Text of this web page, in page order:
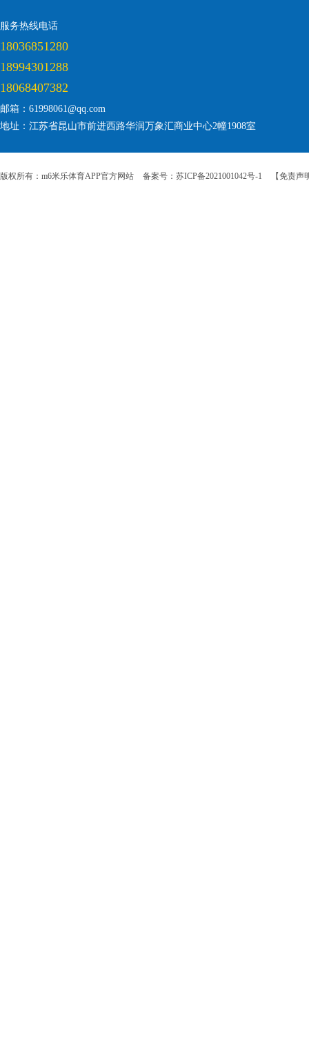
服务热线电话
18036851280
18994301288
18068407382
邮箱：61998061@qq.com
地址：江苏省昆山市前进西路华润万象汇商业中心2幢1908室
版权所有：m6米乐体育APP官方网站 备案号：苏ICP备2021001042号-1 【免责声